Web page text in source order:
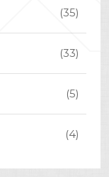
(35)
(33)
(5)
(4)